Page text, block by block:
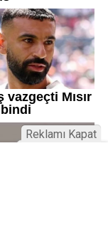
Reklamı Kapat